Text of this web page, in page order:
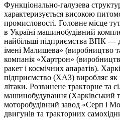
Функціонально-галузева
характеризується високою
промисловості. Головне місце
в Україні машинобудівний
найбільші підприємства ВПК —
імені Малишева» (виробництво
компанія «Хартрон»
ракет і космічних апаратів).
підприємство (ХАЗ) виробляє як
літаки. Розвинене тракторне та
машинобудування (Харківський
моторобудівний завод «Серп і
двигунів та тракторних